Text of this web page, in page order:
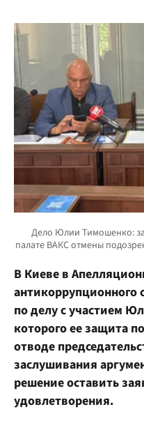
В Киеве в
антикоррупционного
по делу с участием
которого ее защита
отводе
заслушивания
решение оставить
удовлетворения.